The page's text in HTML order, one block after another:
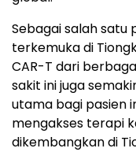
Sebagai salah satu
terkemuka di
CAR-T dari
sakit ini juga
utama bagi pasien
mengakses terapi
dikembangkan di